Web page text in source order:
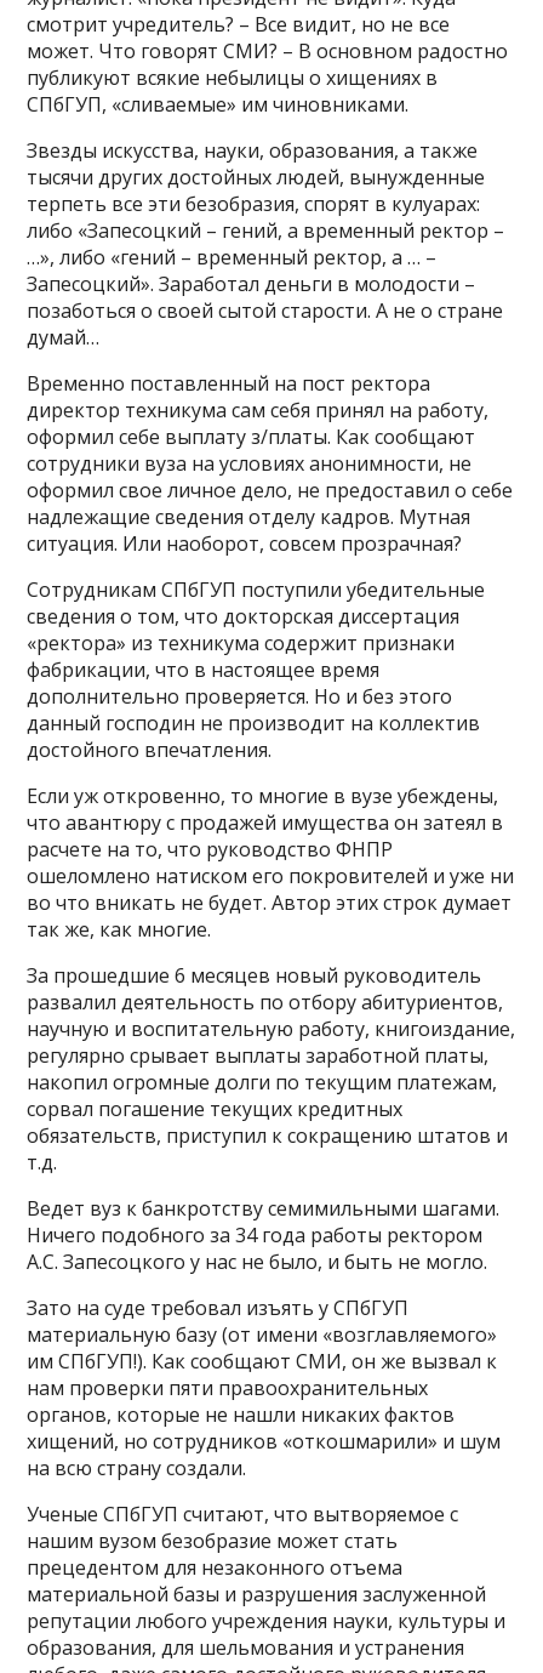
смотрит учредитель? – Все видит, но не все
может. Что говорят СМИ? – В основном радостно
публикуют всякие небылицы о хищениях в
СПбГУП, «сливаемые» им чиновниками.
Звезды искусства, науки, образования, а также
тысячи других достойных людей, вынужденные
терпеть все эти безобразия, спорят в кулуарах:
либо «Запесоцкий – гений, а временный ректор –
…», либо «гений – временный ректор, а … –
Запесоцкий». Заработал деньги в молодости –
позаботься о своей сытой старости. А не о стране
думай…
Временно поставленный на пост ректора
директор техникума сам себя принял на работу,
оформил себе выплату з/платы. Как сообщают
сотрудники вуза на условиях анонимности, не
оформил свое личное дело, не предоставил о себе
надлежащие сведения отделу кадров. Мутная
ситуация. Или наоборот, совсем прозрачная?
Сотрудникам СПбГУП поступили убедительные
сведения о том, что докторская диссертация
«ректора» из техникума содержит признаки
фабрикации, что в настоящее время
дополнительно проверяется. Но и без этого
данный господин не производит на коллектив
достойного впечатления.
Если уж откровенно, то многие в вузе убеждены,
что авантюру с продажей имущества он затеял в
расчете на то, что руководство ФНПР
ошеломлено натиском его покровителей и уже ни
во что вникать не будет. Автор этих строк думает
так же, как многие.
За прошедшие 6 месяцев новый руководитель
развалил деятельность по отбору абитуриентов,
научную и воспитательную работу, книгоиздание,
регулярно срывает выплаты заработной платы,
накопил огромные долги по текущим платежам,
сорвал погашение текущих кредитных
обязательств, приступил к сокращению штатов и
т.д.
Ведет вуз к банкротству семимильными шагами.
Ничего подобного за 34 года работы ректором
А.С. Запесоцкого у нас не было, и быть не могло.
Зато на суде требовал изъять у СПбГУП
материальную базу (от имени «возглавляемого»
им СПбГУП!). Как сообщают СМИ, он же вызвал к
нам проверки пяти правоохранительных
органов, которые не нашли никаких фактов
хищений, но сотрудников «откошмарили» и шум
на всю страну создали.
Ученые СПбГУП считают, что вытворяемое с
нашим вузом безобразие может стать
прецедентом для незаконного отъема
материальной базы и разрушения заслуженной
репутации любого учреждения науки, культуры и
образования, для шельмования и устранения